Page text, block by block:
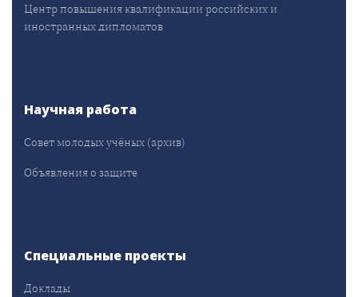
Центр повышения квалификации российских и
иностранных дипломатов
Научная работа
Совет молодых учёных (архив)
Объявления о защите
Специальные проекты
Доклады